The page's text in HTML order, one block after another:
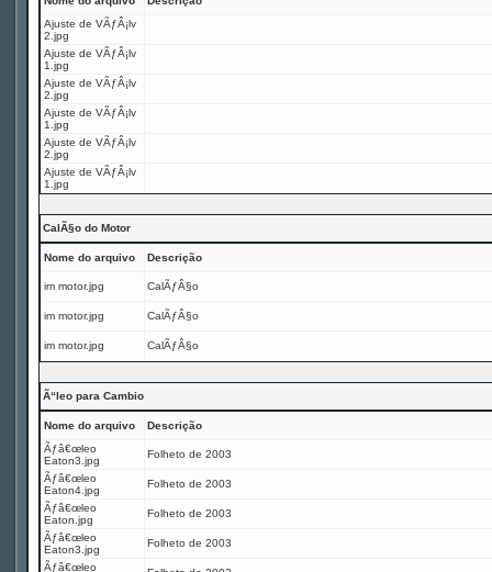
Ajuste de VÃƒÂ¡lv
2.jpg
Ajuste de VÃƒÂ¡lv
1.jpg
Ajuste de VÃƒÂ¡lv
2.jpg
Ajuste de VÃƒÂ¡lv
1.jpg
Ajuste de VÃƒÂ¡lv
2.jpg
Ajuste de VÃƒÂ¡lv
1.jpg
CalÃ§o do Motor
Nome do arquivo Descrição
im motor.jpg CalÃƒÂ§o
im motor.jpg CalÃƒÂ§o
im motor.jpg CalÃƒÂ§o
Ã“leo para Cambio
Nome do arquivo
Descrição
Ãƒâ€œleo
Eaton3.jpg
Folheto de 2003
Ãƒâ€œleo
Eaton4.jpg
Folheto de 2003
Ãƒâ€œleo
Eaton.jpg
Folheto de 2003
Ãƒâ€œleo
Eaton3.jpg
Folheto de 2003
Ãƒâ€œleo